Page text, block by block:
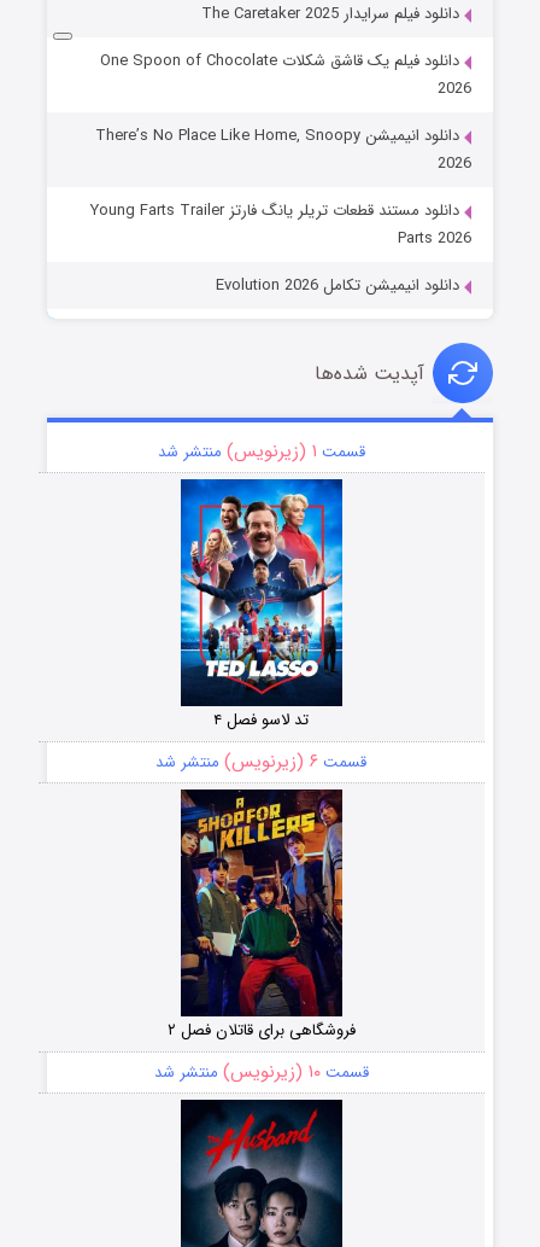
دانلود فیلم سرایدار The Caretaker 2025
دانلود فیلم یک قاشق شکلات One Spoon of Chocolate
2026
دانلود انیمیشن There’s No Place Like Home, Snoopy
2026
دانلود مستند قطعات تریلر یانگ فارتز Young Farts Trailer
Parts 2026
دانلود انیمیشن تکامل Evolution 2026
آپدیت شده‌ها
قسمت ۱ (زیرنویس) منتشر شد
تد لاسو فصل ۴
قسمت ۶ (زیرنویس) منتشر شد
فروشگاهی برای قاتلان فصل ۲
قسمت۱۰ (زیرنویس) منتشر شد